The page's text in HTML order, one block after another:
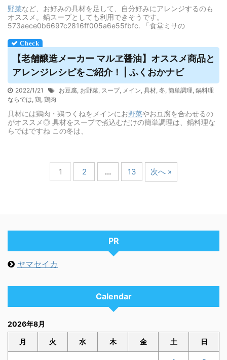
野菜など、お好みの具材を足して、自分好みにアレンジするのも
オススメ。鍋スープとしても利用できそうです。
573aece0b6697c2816ff005a6e55fbfc. 「食堂ミサの
【老舗醸造メーカー マルヱ醤油】オススメ商品と
アレンジレシピをご紹介！ | ふくおかナビ
2022/1/21 お豆腐, お野菜, スープ, メイン, 具材, 冬, 簡単調理, 鍋料理
ならでは, 鶏, 鶏肉
具材には鶏肉・鶏つくねをメインにお野菜やお豆腐を合わせるの
がオススメ◎ 具材をスープで煮込むだけの簡単調理は、鍋料理な
らではですね この冬は、
1 2 … 13 次へ »
PR
ヤマセイカ
Calendar
2026年8月
月 火 水 木 金 土 日